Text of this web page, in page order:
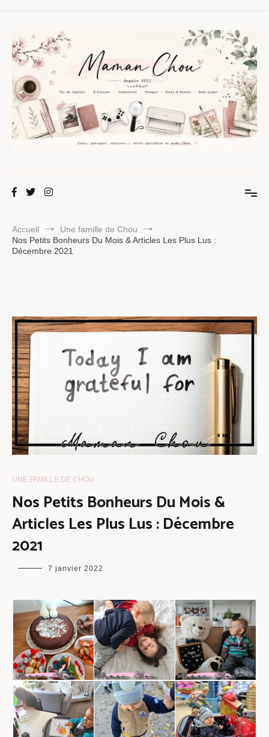
contenu
Maman Chou
Accueil
Une famille de Chou
Nos Petits Bonheurs Du Mois & Articles Les Plus Lus :
Décembre 2021
UNE FAMILLE DE CHOU
Nos Petits Bonheurs Du Mois &
Articles Les Plus Lus : Décembre
2021
maman
7 janvier 2022